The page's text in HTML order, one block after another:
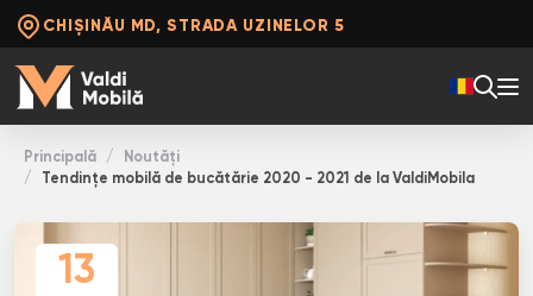
CHIȘINĂU MD, STRADA UZINELOR 5
Principală
Noutăți
Tendințe mobilă de bucătărie 2020 - 2021 de la ValdiMobila
13